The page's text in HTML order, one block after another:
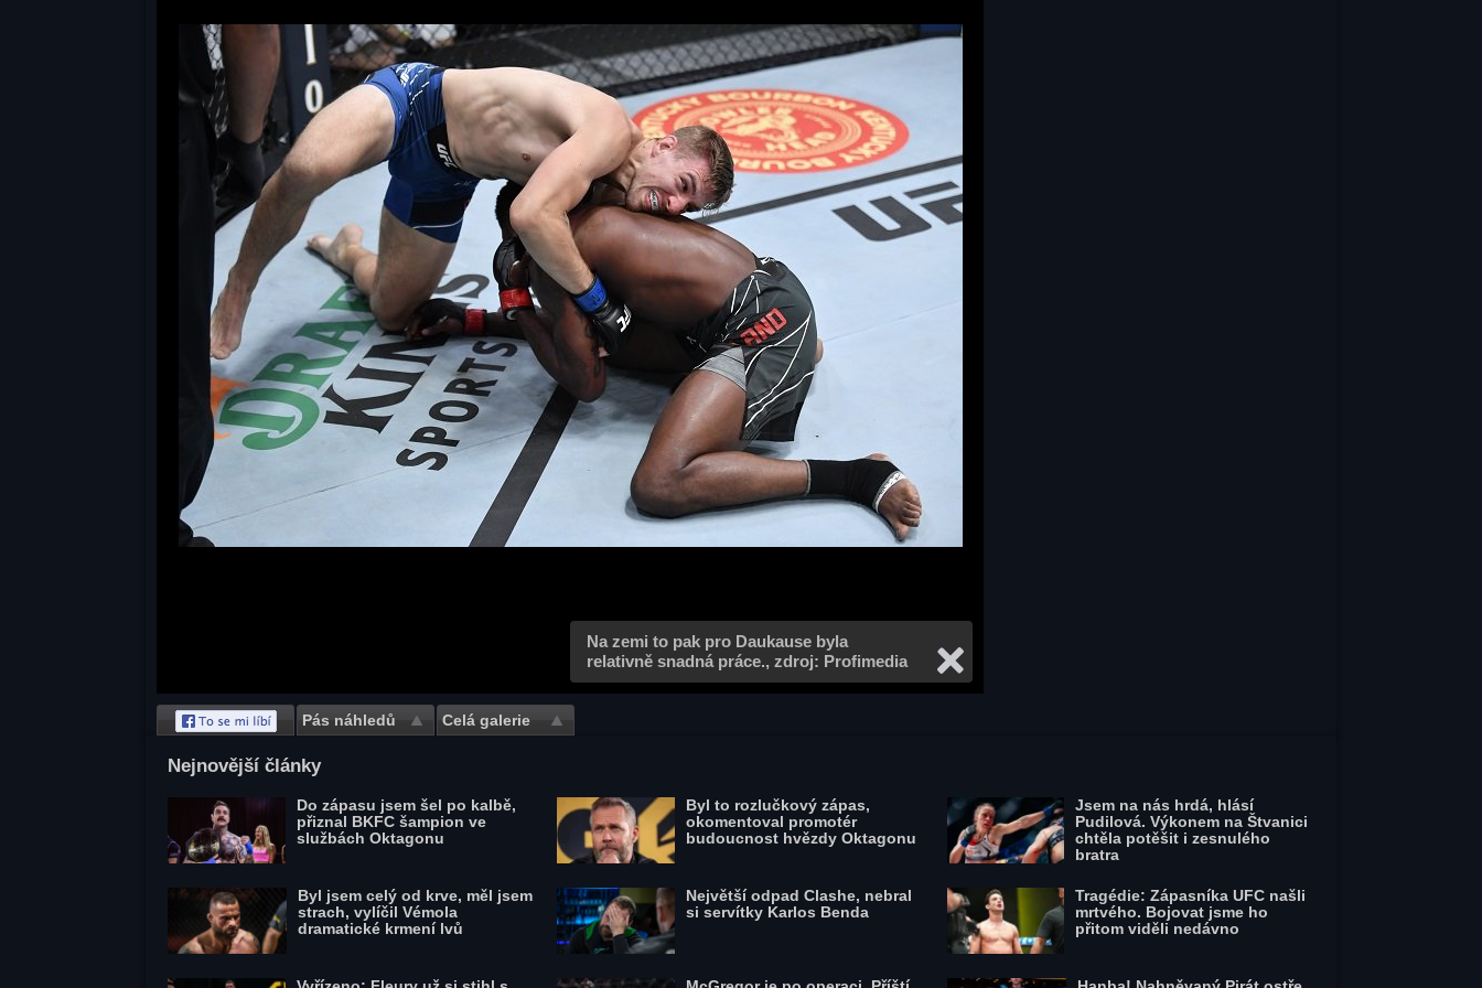
Na zemi to pak pro Daukause byla
relativně snadná práce., zdroj: Profimedia
Pás náhledů Celá galerie
Nejnovější články
Do zápasu jsem šel po kalbě,
přiznal BKFC šampion ve
službách Oktagonu
Byl jsem celý od krve, měl jsem
strach, vylíčil Vémola
dramatické krmení lvů
Byl to rozlučkový zápas,
okomentoval promotér
budoucnost hvězdy Oktagonu
Největší odpad Clashe, nebral
si servítky Karlos Benda
Jsem na nás hrdá, hlásí
Pudilová. Výkonem na Štvanici
chtěla potěšit i zesnulého
bratra
Tragédie: Zápasníka UFC našli
mrtvého. Bojovat jsme ho
přitom viděli nedávno